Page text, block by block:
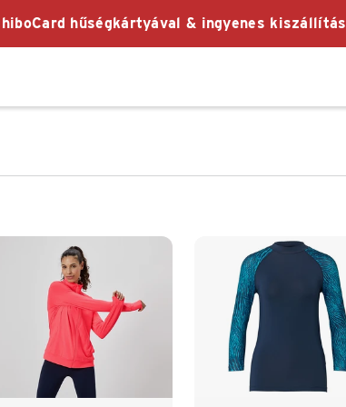
hűségkártyával & ingyenes kiszállítás